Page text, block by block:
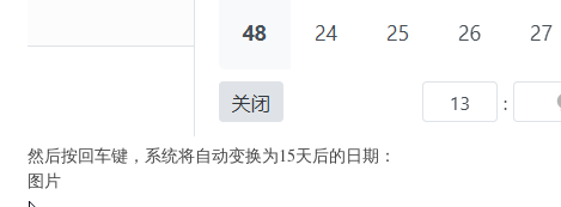
然后按回车键，系统将自动变换为15天后的日期：
图片